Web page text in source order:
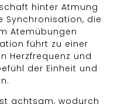
hinter Atmung
Synchronisation, die
Atemübungen
führt zu einer
Herzfrequenz und
der Einheit und
achtsam, wodurch